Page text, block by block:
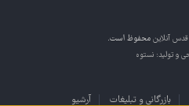
قدس آنلاین محفوظ است.
و تولید: نستوه
بازرگانی و تبلیغات آرشیو